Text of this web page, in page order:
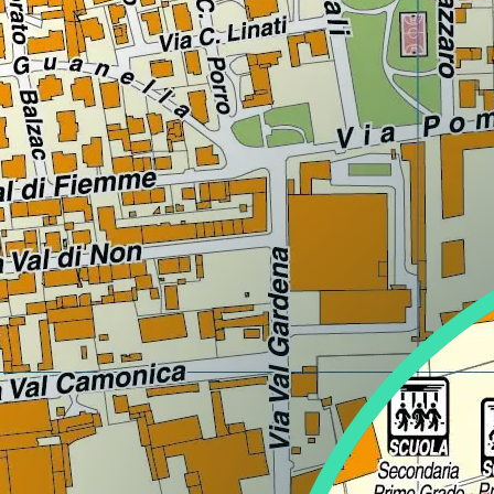
Lazio
Regione
Liguria
Regione
Lombardia
Regione
Marche
Regione
Molise
Regione
Piemonte
Regione
Puglia
Regione
Sardegna